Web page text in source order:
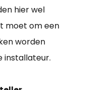
hier wel
moet om een
worden
installateur.